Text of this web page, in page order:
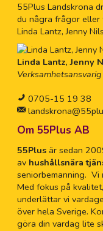
55Plus Landskrona
du några frågor eller
Linda Lantz, Jenny
Linda Lantz, Jenny
0705-15 19 38
Om 55Plus AB
55Plusär sedan
av hushållsnära
seniorbemanning.
Med fokus på
underlättar vi
över hela Sverige.
göra din vardag lite